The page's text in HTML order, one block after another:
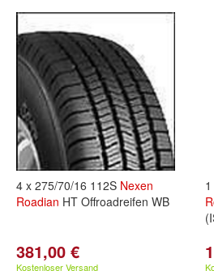
4 x 275/70/16 112S Nexen
Roadian HT Offroadreifen WB
381,00 €
Kostenloser Versand